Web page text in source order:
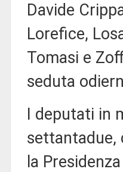
Davide
Lorefice,
Tomasi e
seduta
I deputati in
settantadue,
la